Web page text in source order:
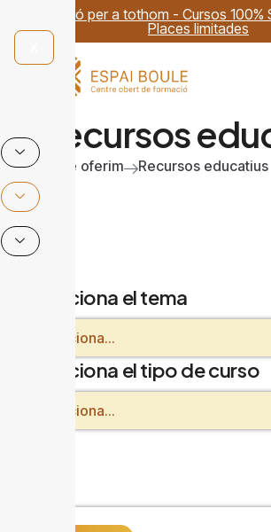
Formació per a tothom - Cursos
Places limitades
Recursos
Inici Què oferim Recursos educatius
Selecciona el tema
Selecciona el tipo de curso